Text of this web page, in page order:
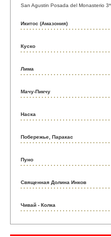
San Agustin Posada del Monasterio 3*
Икитос (Амазония)
Куско
Лима
Мачу-Пикчу
Наска
Побережье, Паракас
Пуно
Священная Долина Инков
Чивай - Колка